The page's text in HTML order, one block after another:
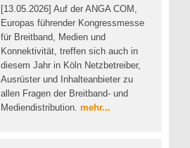
[13.05.2026] Auf der ANGA COM,
Europas führender Kongressmesse
für Breitband, Medien und
Konnektivität, treffen sich auch in
diesem Jahr in Köln Netzbetreiber,
Ausrüster und Inhalteanbieter zu
allen Fragen der Breitband- und
Mediendistribution. mehr...